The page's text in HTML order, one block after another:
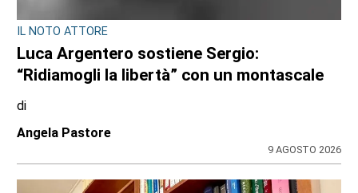
IL NOTO ATTORE
Luca Argentero sostiene Sergio:
“Ridiamogli la libertà” con un montascale
di
Angela Pastore
9 AGOSTO 2026